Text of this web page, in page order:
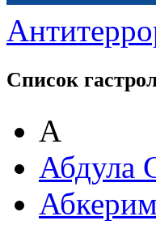
Список
А
Абдула